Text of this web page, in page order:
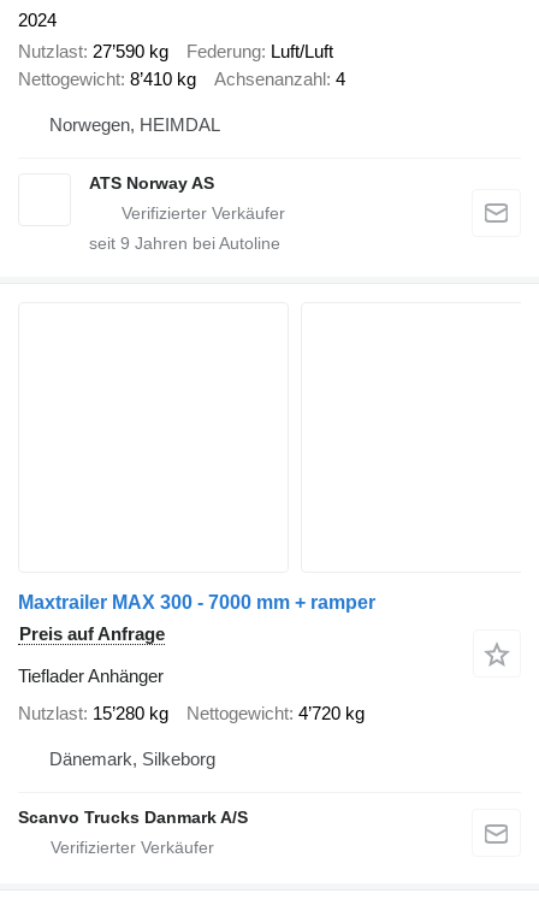
2024
Nutzlast 27’590 kg Federung Luft/Luft
Nettogewicht 8’410 kg Achsenanzahl 4
Norwegen, HEIMDAL
ATS Norway AS
seit 9 Jahren bei Autoline
Maxtrailer MAX 300 - 7000 mm + ramper
Preis auf Anfrage
Tieflader Anhänger
Nutzlast 15’280 kg Nettogewicht 4’720 kg
Dänemark, Silkeborg
Scanvo Trucks Danmark A/S